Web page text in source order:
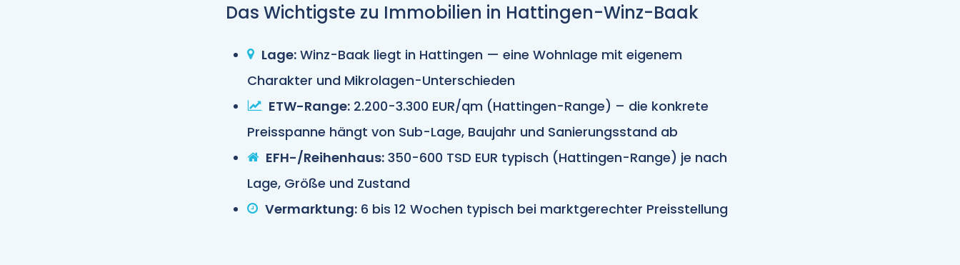
Das Wichtigste zu Immobilien in Hattingen-Winz-Baak
Lage: Winz-Baak liegt in Hattingen — eine Wohnlage mit eigenem
Charakter und Mikrolagen-Unterschieden
ETW-Range: 2.200-3.300 EUR/qm (Hattingen-Range) – die konkrete
Preisspanne hängt von Sub-Lage, Baujahr und Sanierungsstand ab
EFH-/Reihenhaus: 350-600 TSD EUR typisch (Hattingen-Range) je nach
Lage, Größe und Zustand
Vermarktung: 6 bis 12 Wochen typisch bei marktgerechter Preisstellung